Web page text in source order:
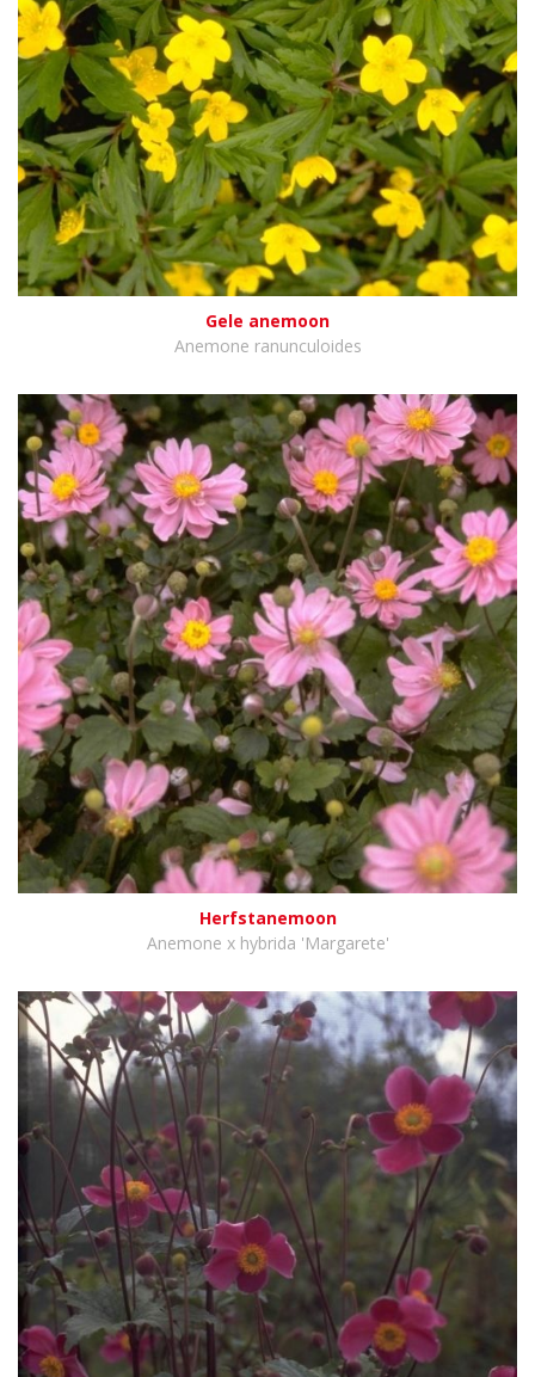
Gele anemoon
Anemone ranunculoides
Herfstanemoon
Anemone x hybrida 'Margarete'